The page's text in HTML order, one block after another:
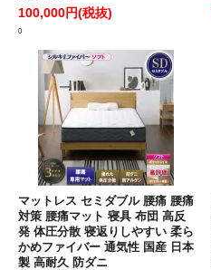
100,000円(税抜)
0
マットレス セミダブル 腰痛 腰痛
対策 腰痛マット 寝具 布団 高反
発 体圧分散 寝返りしやすい 柔ら
かめファイバー 通気性 国産 日本
製 高耐久 防ダニ